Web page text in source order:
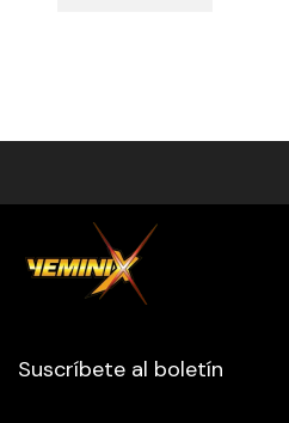
Suscríbete al boletín